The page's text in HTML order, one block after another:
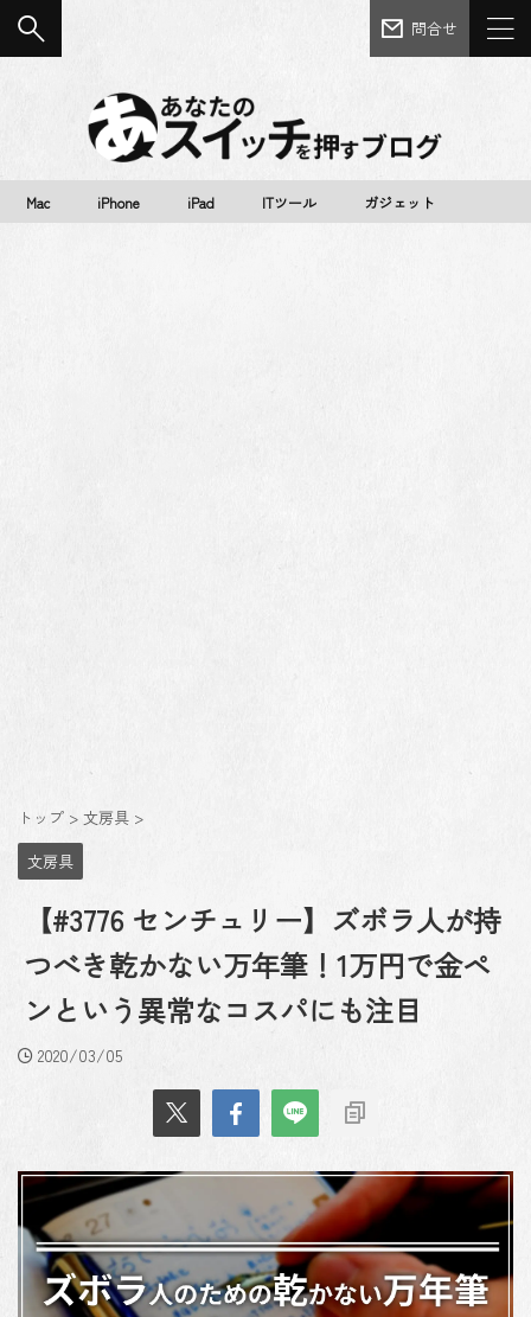
問合せ
Mac iPhone iPad ITツール ガジェット
トップ > 文房具 >
文房具
【#3776 センチュリー】ズボラ人が持
つべき乾かない万年筆！1万円で金ペ
ンという異常なコスパにも注目
2020/03/05